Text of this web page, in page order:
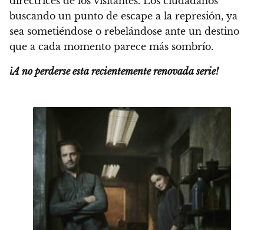
buscando un punto de escape a la represión, ya
sea sometiéndose o rebelándose ante un destino
que a cada momento parece más sombrío.
¡A no perderse esta recientemente renovada serie!